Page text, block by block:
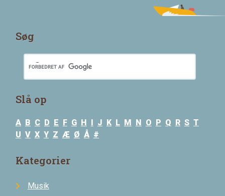
Søg
Slå op
A B C D E F G H I J K L M N O P Q R S T
U V X Y Z Æ Ø Å #
Kategorier
Musik